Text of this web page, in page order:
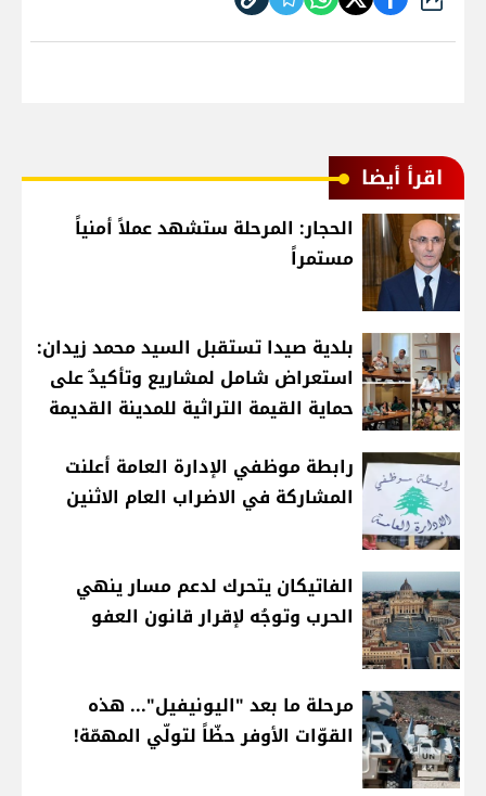
اقرأ أيضا
الحجار: المرحلة ستشهد عملاً أمنياً
مستمراً
بلدية صيدا تستقبل السيد محمد زيدان:
استعراض شامل لمشاريع وتأكيدٌ على
حماية القيمة التراثية للمدينة القديمة
رابطة موظفي الإدارة العامة أعلنت
المشاركة في الاضراب العام الاثنين
الفاتيكان يتحرك لدعم مسار ينهي
الحرب وتوجُه لإقرار قانون العفو
مرحلة ما بعد "اليونيفيل"... هذه
القوّات الأوفر حظّاً لتولّي المهمّة!